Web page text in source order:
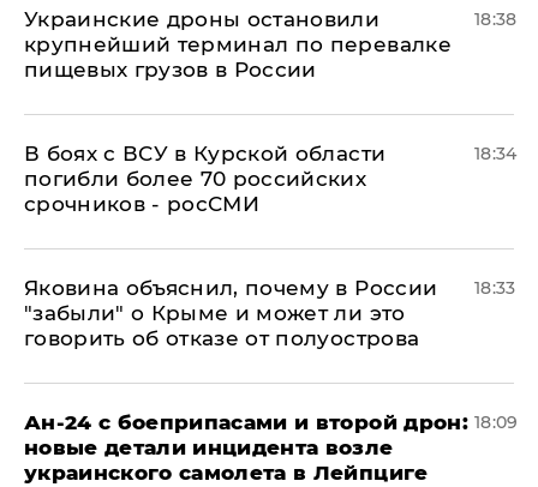
Украинские дроны остановили
крупнейший терминал по перевалке
пищевых грузов в России
18:38
В боях с ВСУ в Курской области
погибли более 70 российских
срочников - росСМИ
18:34
Яковина объяснил, почему в России
"забыли" о Крыме и может ли это
говорить об отказе от полуострова
18:33
Ан-24 с боеприпасами и второй дрон:
новые детали инцидента возле
украинского самолета в Лейпциге
18:09